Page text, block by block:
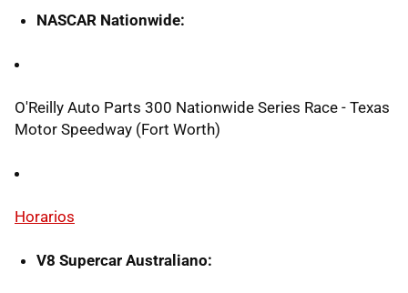
NASCAR Nationwide:
O'Reilly Auto Parts 300 Nationwide Series Race - Texas
Motor Speedway (Fort Worth)
Horarios
V8 Supercar Australiano: